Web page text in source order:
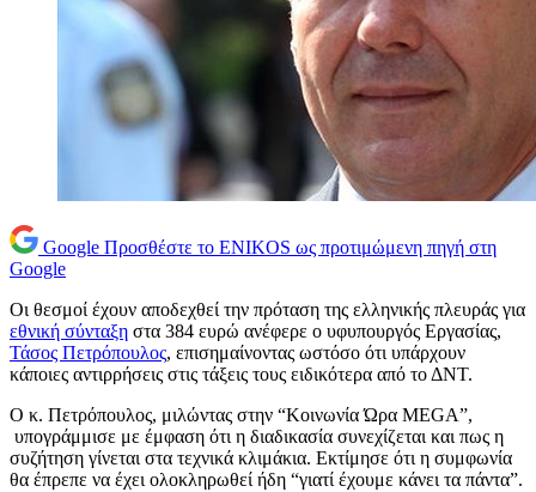
Google Προσθέστε το ENIKOS ως προτιμώμενη πηγή στη
Google
Οι θεσμοί έχουν αποδεχθεί την πρόταση της ελληνικής πλευράς για
εθνική σύνταξη στα 384 ευρώ ανέφερε ο υφυπουργός Εργασίας,
Τάσος Πετρόπουλος, επισημαίνοντας ωστόσο ότι υπάρχουν
κάποιες αντιρρήσεις στις τάξεις τους ειδικότερα από το ΔΝΤ.
Ο κ. Πετρόπουλος, μιλώντας στην “Κοινωνία Ώρα MEGA”,
υπογράμμισε με έμφαση ότι η διαδικασία συνεχίζεται και πως η
συζήτηση γίνεται στα τεχνικά κλιμάκια. Εκτίμησε ότι η συμφωνία
θα έπρεπε να έχει ολοκληρωθεί ήδη “γιατί έχουμε κάνει τα πάντα”.